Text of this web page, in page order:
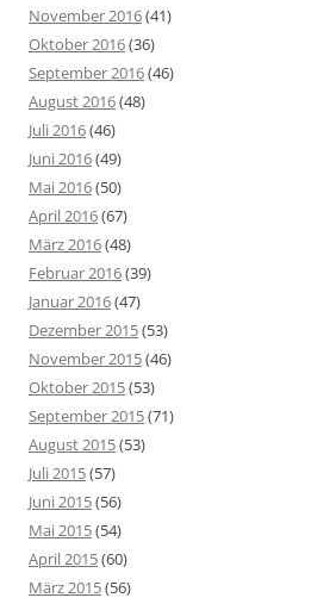
November 2016(41)
Oktober 2016(36)
September 2016(46)
August 2016(48)
Juli 2016(46)
Juni 2016(49)
Mai 2016(50)
April 2016(67)
März 2016(48)
Februar 2016(39)
Januar 2016(47)
Dezember 2015(53)
November 2015(46)
Oktober 2015(53)
September 2015(71)
August 2015(53)
Juli 2015(57)
Juni 2015(56)
Mai 2015(54)
April 2015(60)
März 2015(56)